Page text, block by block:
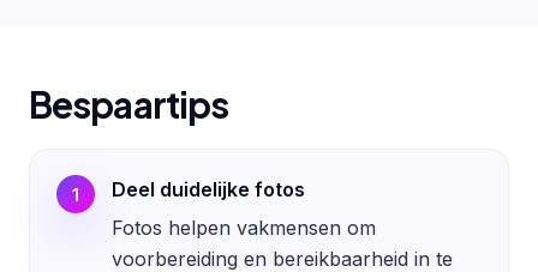
Bespaartips
1
Deel duidelijke fotos
Fotos helpen vakmensen om
voorbereiding en bereikbaarheid in te